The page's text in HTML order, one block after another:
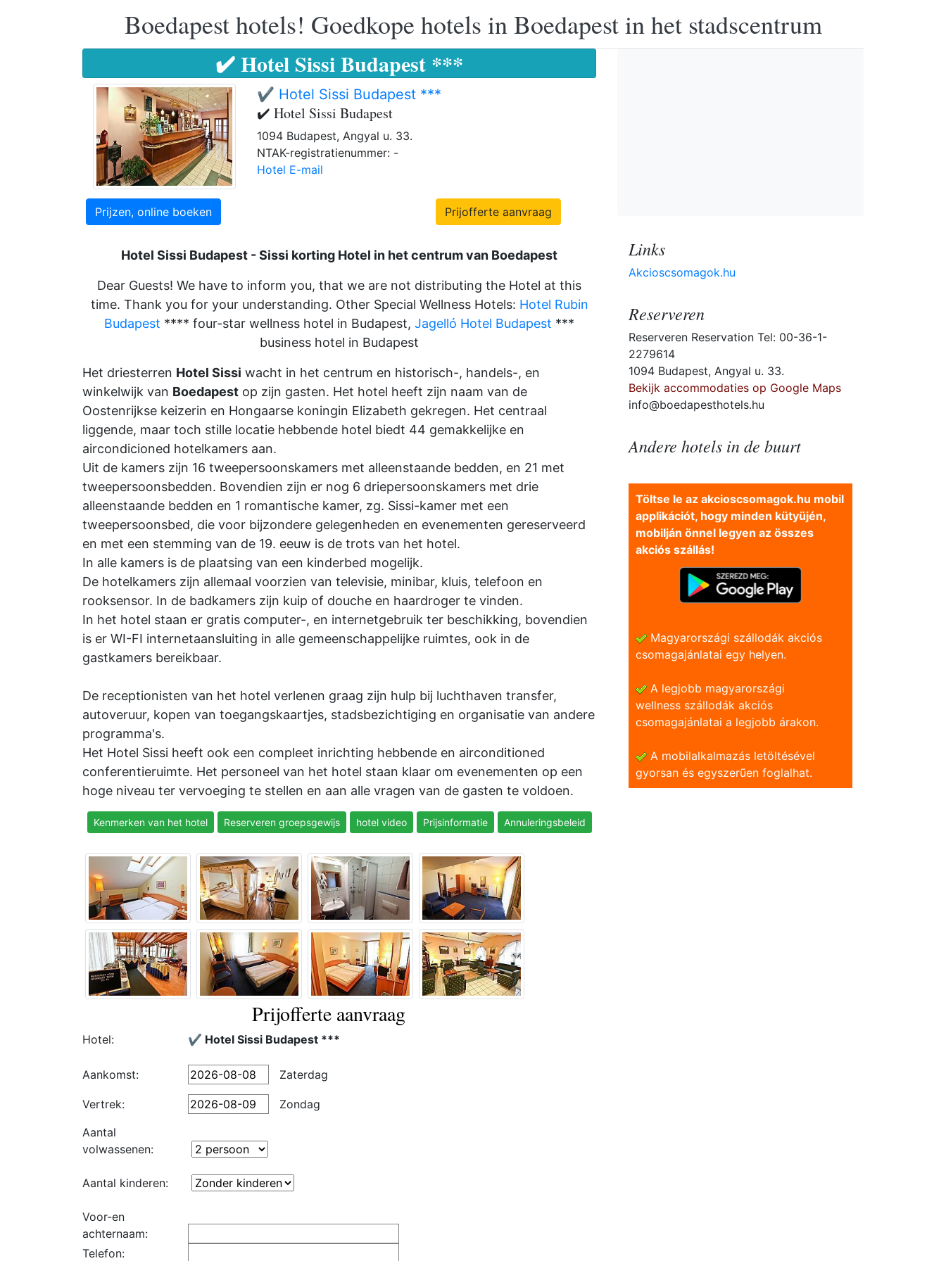
Boedapest hotels! Goedkope hotels in Boedapest in het stadscentrum
✔️ Hotel Sissi Budapest ***
✔️ Hotel Sissi Budapest ***
✔️ Hotel Sissi Budapest
1094 Budapest, Angyal u. 33.
NTAK-registratienummer: -
Hotel E-mail
Prijzen, online boeken Prijofferte aanvraag
Hotel Sissi Budapest -Sissi korting Hotel in hetcentrum van Boedapest
Dear Guests! We have to inform you, that we are not distributing the Hotel at this
time. Thank you for your understanding. Other Special Wellness Hotels: Hotel Rubin
Budapest **** four-star wellness hotel in Budapest, Jagelló Hotel Budapest ***
business hotel in Budapest
Het driesterren Hotel Sissi wacht in het centrum en historisch-, handels-, en
winkelwijk van Boedapest op zijn gasten. Het hotel heeft zijn naam van de
Oostenrijkse keizerin en Hongaarse koningin Elizabeth gekregen. Het centraal
liggende, maar toch stille locatie hebbende hotel biedt 44 gemakkelijke en
aircondicioned hotelkamers aan.
Uit de kamers zijn 16 tweepersoonskamers met alleenstaande bedden, en 21 met
tweepersoonsbedden. Bovendien zijn er nog 6 driepersoonskamers met drie
alleenstaande bedden en 1 romantische kamer, zg. Sissi-kamer met een
tweepersoonsbed, die voor bijzondere gelegenheden en evenementen gereserveerd
en met een stemming van de 19. eeuw is de trots van het hotel.
In alle kamers is de plaatsing van een kinderbed mogelijk.
De hotelkamers zijn allemaal voorzien van televisie, minibar, kluis, telefoon en
rooksensor. In de badkamers zijn kuip of douche en haardroger te vinden.
In het hotel staan er gratis computer-, en internetgebruik ter beschikking, bovendien
is er WI-FI internetaansluiting in alle gemeenschappelijke ruimtes, ook in de
gastkamers bereikbaar.
De receptionisten van het hotel verlenen graag zijn hulp bij luchthaven transfer,
autoveruur, kopen van toegangskaartjes, stadsbezichtiging en organisatie van andere
programma's.
Het Hotel Sissi heeft ook een compleet inrichting hebbende en airconditioned
conferentieruimte. Het personeel van het hotel staan klaar om evenementen op een
hoge niveau ter vervoeging te stellen en aan alle vragen van de gasten te voldoen.
Kenmerken van het hotel Reserveren groepsgewijs hotel video Prijsinformatie Annuleringsbeleid
Prijofferte aanvraag
Hotel: ✔️ Hotel Sissi Budapest ***
Aankomst: Zaterdag
Vertrek:
Zondag
Aantal
volwassenen:
Aantal kinderen:
Voor-en
achternaam:
Telefon:
Links
Akcioscsomagok.hu
Reserveren
Reserveren Reservation Tel: 00-36-1-
2279614
1094 Budapest, Angyal u. 33.
Bekijk accommodaties op Google Maps
info@boedapesthotels.hu
Andere hotels in de buurt
Töltse le az akcioscsomagok.hu mobil
applikációt, hogy minden kütyüjén,
mobilján önnel legyen az összes
akciós szállás!
Magyarországi szállodák akciós
csomagajánlatai egy helyen.
A legjobb magyarországi
wellness szállodák akciós
csomagajánlatai a legjobb árakon.
A mobilalkalmazás letöltésével
gyorsan és egyszerũen foglalhat.